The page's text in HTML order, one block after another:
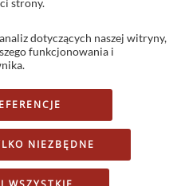
Powrót
do
Marian Ostrowski
pracy
strony.
dotyczących naszej witryny,
funkcjonowania i
NIEZBĘDNE